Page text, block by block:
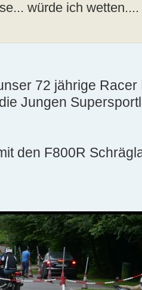
würde ich
72 jährige
Jungen
den F800R